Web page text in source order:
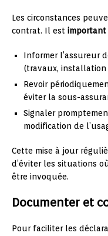
Les circonstances
contrat. Il est important
Informer l’assureur
(travaux, installation
Revoir
éviter la sous-
Signaler
modification de
Cette mise à jour
d’éviter les situations
être invoquée.
Documenter et
Pour faciliter les